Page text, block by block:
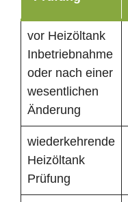
vor Heizöltank
Inbetriebnahme
oder nach einer
wesentlichen
Änderung
wiederkehrende
Heizöltank
Prüfung